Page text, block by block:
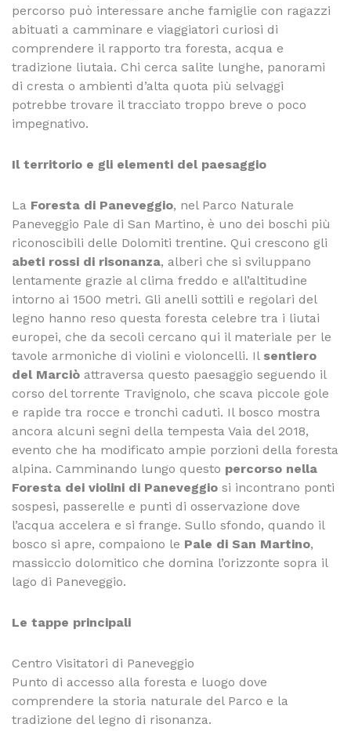
percorso può interessare anche famiglie con ragazzi
abituati a camminare e viaggiatori curiosi di
comprendere il rapporto tra foresta, acqua e
tradizione liutaia. Chi cerca salite lunghe, panorami
di cresta o ambienti d’alta quota più selvaggi
potrebbe trovare il tracciato troppo breve o poco
impegnativo.
Il territorio e gli elementi del paesaggio
La Foresta di Paneveggio, nel Parco Naturale
Paneveggio Pale di San Martino, è uno dei boschi più
riconoscibili delle Dolomiti trentine. Qui crescono gli
abeti rossi di risonanza, alberi che si sviluppano
lentamente grazie al clima freddo e all’altitudine
intorno ai 1500 metri. Gli anelli sottili e regolari del
legno hanno reso questa foresta celebre tra i liutai
europei, che da secoli cercano qui il materiale per le
tavole armoniche di violini e violoncelli. Il sentiero
del Marciò attraversa questo paesaggio seguendo il
corso del torrente Travignolo, che scava piccole gole
e rapide tra rocce e tronchi caduti. Il bosco mostra
ancora alcuni segni della tempesta Vaia del 2018,
evento che ha modificato ampie porzioni della foresta
alpina. Camminando lungo questo percorso nella
Foresta dei violini di Paneveggio si incontrano ponti
sospesi, passerelle e punti di osservazione dove
l’acqua accelera e si frange. Sullo sfondo, quando il
bosco si apre, compaiono le Pale di San Martino,
massiccio dolomitico che domina l’orizzonte sopra il
lago di Paneveggio.
Le tappe principali
Centro Visitatori di Paneveggio
Punto di accesso alla foresta e luogo dove
comprendere la storia naturale del Parco e la
tradizione del legno di risonanza.